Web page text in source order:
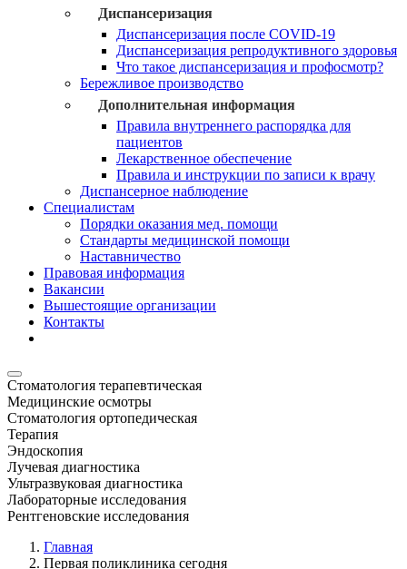
Диспансеризация
Диспансеризация после COVID-19
Диспансеризация репродуктивного здоровья
Что такое диспансеризация и профосмотр?
Бережливое производство
Дополнительная информация
Правила внутреннего распорядка для
пациентов
Лекарственное обеспечение
Правила и инструкции по записи к врачу
Диспансерное наблюдение
Специалистам
Порядки оказания мед. помощи
Стандарты медицинской помощи
Наставничество
Правовая информация
Вакансии
Вышестоящие организации
Контакты
Стоматология терапевтическая
Медицинские осмотры
Стоматология ортопедическая
Терапия
Эндоскопия
Лучевая диагностика
Ультразвуковая диагностика
Лабораторные исследования
Рентгеновские исследования
Главная
Первая поликлиника сегодня